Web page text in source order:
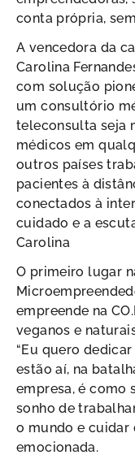
conta própria,
A vencedora da
Carolina
com solução
um consultório
teleconsulta seja
médicos em
outros países
pacientes à
conectados à
cuidado e a
Carolina
O primeiro lugar
empreende na
veganos e
“Eu quero
estão aí, na
empresa, é como
sonho de
o mundo e cuidar
emocionada.